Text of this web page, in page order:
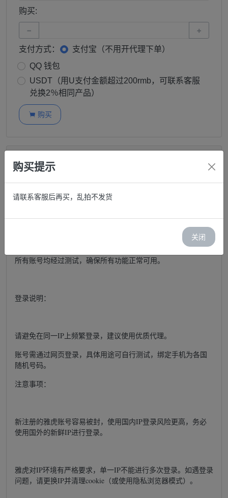
购买:
− +
支付方式：
支付宝（不用开代理下单）
QQ 钱包
USDT（用U支付金额超过200rmb，可联系客服
兑换2％相同产品）
 购买
雅虎邮箱 | 品质稳定老号 | 稳定性强
所有账号均经过测试，确保所有功能正常可用。
登录说明：
请避免在同一IP上频繁登录，建议使用优质代理。
账号需通过网页登录，具体用途可自行测试，绑定手机为各国
随机号码。
注意事项：
新注册的雅虎账号容易被封，使用国内IP登录风险更高，务必
使用国外的新鲜IP进行登录。
雅虎对IP环境有严格要求，单一IP不能进行多次登录。如遇登录
问题，请更换IP并清理cookie（或使用隐私浏览器模式）。
购买提示
请联系客服后再买，乱拍不发货
关闭